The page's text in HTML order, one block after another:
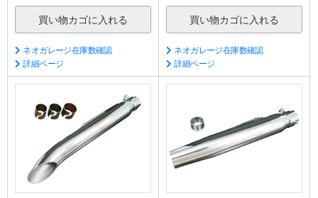
ネオガレージ在庫数確認
詳細ページ
ネオガレージ在庫数確認
詳細ページ